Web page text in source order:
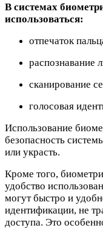
В системах
использоваться:
отпечаток
распознавание
сканирование
голосовая
Использование
безопасность
или украсть.
Кроме того,
удобство
могут быстро и
идентификации, не
доступа. Это